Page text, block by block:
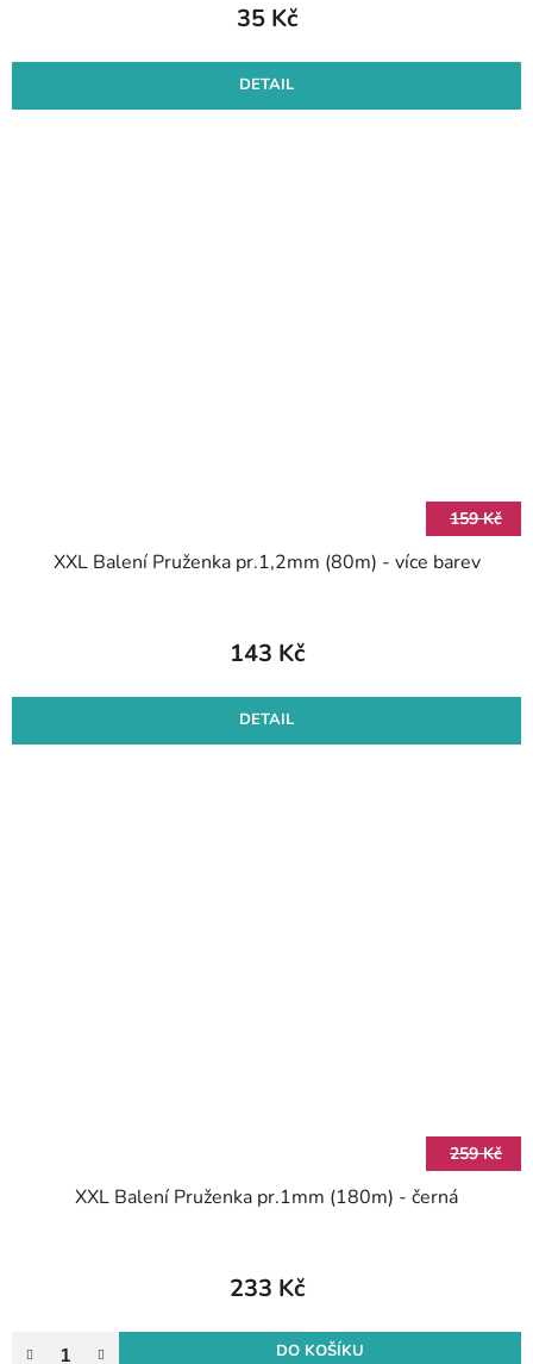
35 Kč
DETAIL
159 Kč
XXL Balení Pruženka pr.1,2mm (80m) - více barev
143 Kč
DETAIL
259 Kč
XXL Balení Pruženka pr.1mm (180m) - černá
233 Kč
DO KOŠÍKU